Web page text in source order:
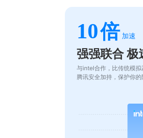
10倍 加速
强强联合 极
与intel合作，比传统模
腾讯安全加持，保护你的